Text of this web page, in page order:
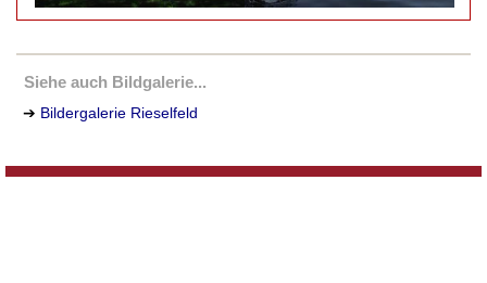
Siehe auch Bildgalerie...
➔ Bildergalerie Rieselfeld